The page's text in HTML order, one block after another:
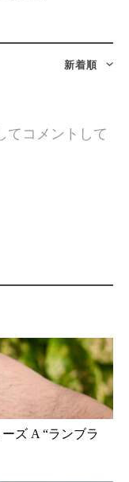
新着順
てコメントして
ズ A “ランブラ